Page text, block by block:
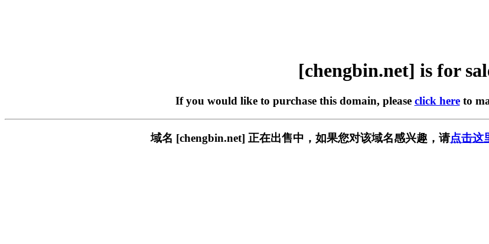
[chengbin.net] is for
If you would like to purchase this domain, please click hereto
域名 [chengbin.net] 正在出售中，如果您对该域名感兴趣，请点击这